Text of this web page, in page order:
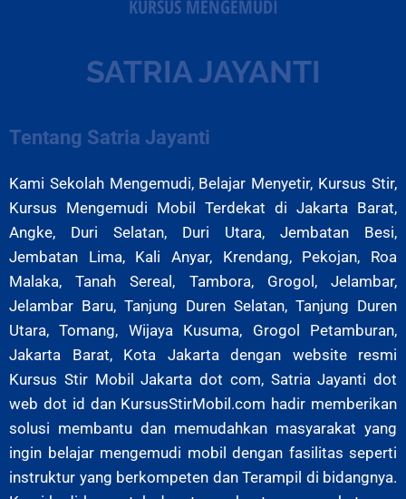
KURSUS MENGEMUDI
SATRIA JAYANTI
Tentang Satria Jayanti
Kami Sekolah Mengemudi, Belajar Menyetir, Kursus Stir,
Kursus Mengemudi Mobil Terdekat di Jakarta Barat,
Angke, Duri Selatan, Duri Utara, Jembatan Besi,
Jembatan Lima, Kali Anyar, Krendang, Pekojan, Roa
Malaka, Tanah Sereal, Tambora, Grogol, Jelambar,
Jelambar Baru, Tanjung Duren Selatan, Tanjung Duren
Utara, Tomang, Wijaya Kusuma, Grogol Petamburan,
Jakarta Barat, Kota Jakarta
dengan website resmi
Kursus Stir Mobil Jakarta dot com, Satria Jayanti dot
web dot id dan KursusStirMobil.com hadir memberikan
solusi membantu dan memudahkan masyarakat yang
ingin belajar mengemudi mobil dengan fasilitas seperti
instruktur yang berkompeten dan Terampil di bidangnya.